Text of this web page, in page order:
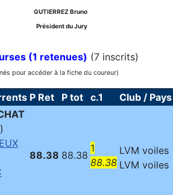
GUTIERREZ Bruno
Président du Jury
(1 retenues) (7 inscrits)
pour accéder à la fiche du coureur)
P Ret P tot c.1 Club / Pays
)
88.38 88.38
1
88.38
LVM voiles
LVM voiles